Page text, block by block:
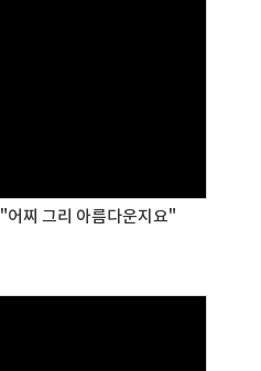
찌 그리 아름다운지요"